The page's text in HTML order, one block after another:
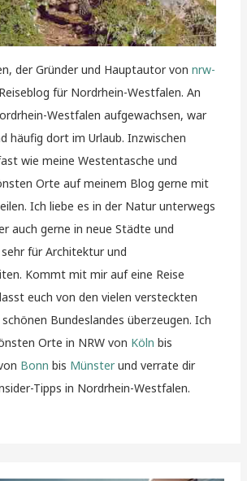
der Gründer und Hauptautor vonnrw-
für Nordrhein-Westfalen. An
Westfalen aufgewachsen, war
häufig dort im Urlaub. Inzwischen
wie meine Westentasche und
Orte auf meinem Blog gerne mit
Ich liebe es in der Natur unterwegs
auch gerne in neue Städte und
für Architektur und
Kommt mit mir auf eine Reise
euch von den vielen versteckten
Bundeslandes überzeugen. Ich
Orte in NRW von Köln bis
Bonn bis Münsterund verrate dir
Tipps in Nordrhein-Westfalen.